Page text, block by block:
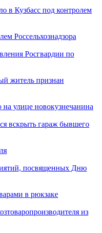
в Кузбасс под контролем
Россельхознадзора
Росгвардии по
житель признан
улице новокузнечанина
вскрыть гараж бывшего
посвященных Дню
в рюкзаке
из